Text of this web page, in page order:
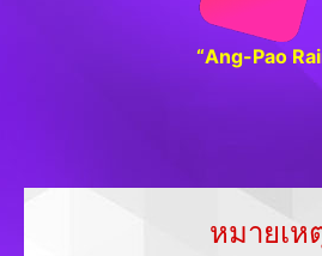
“Ang-Pao
หมายเห